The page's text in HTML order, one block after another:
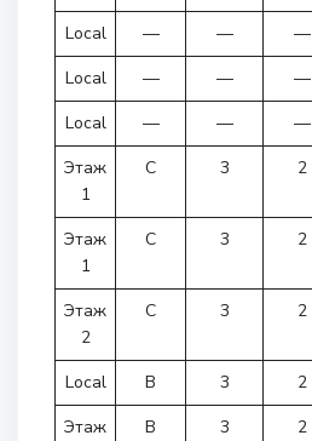
Local
— — —
Local
— — —
Local
— — —
Этаж
1
C 3 2
Этаж
1
C 3 2
Этаж
2
C 3 2
Local B 3 2
Этаж
B 3 2